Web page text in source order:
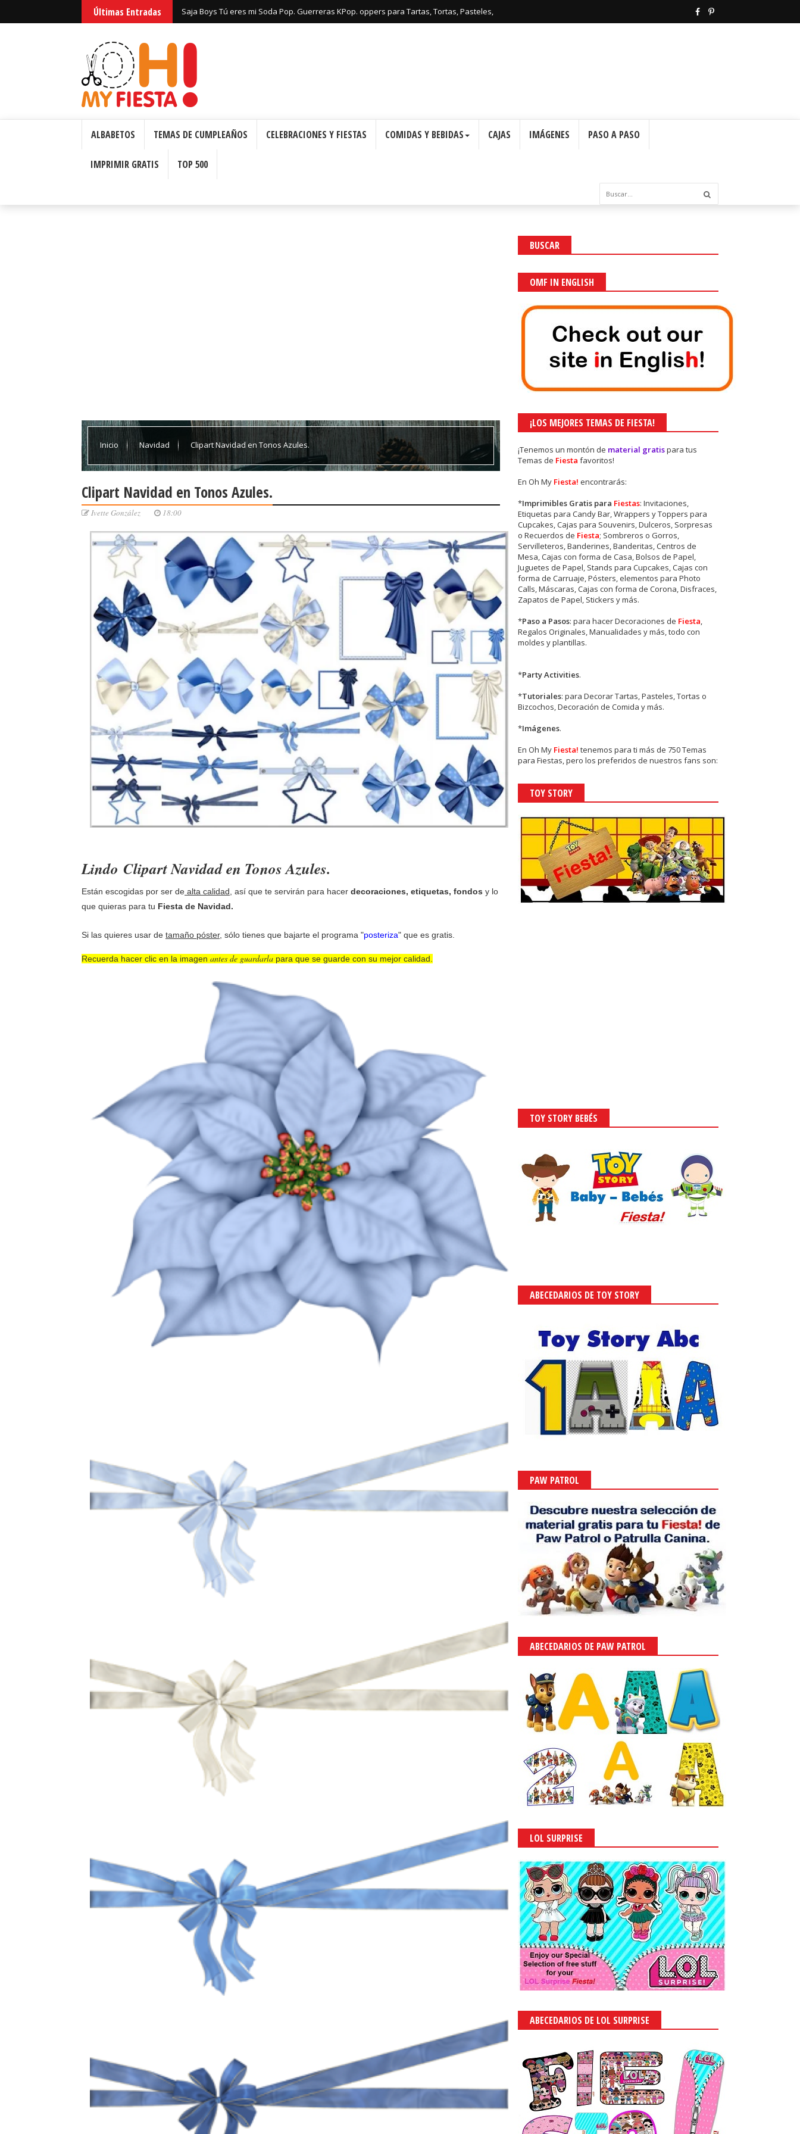
Últimas Entradas Huntrix Guerreras Kpop: Cajas con Forma de Corona para Imprimir Gratis.
ALBABETOS TEMAS DE CUMPLEAÑOS CELEBRACIONES Y FIESTAS COMIDAS Y BEBIDAS CAJAS IMÁGENES PASO A PASO
IMPRIMIR GRATIS TOP 500
Inicio Navidad Clipart Navidad en Tonos Azules.
Clipart Navidad en Tonos Azules.
Ivette González 18:00
Lindo Clipart Navidad en Tonos Azules.
Están escogidas por ser de alta calidad , así que te servirán para hacer decoraciones, etiquetas, fondos y lo
que quieras para tu Fiesta de Navidad.
Si las quieres usar de tamaño póster, sólo tienes que bajarte el programa "posteriza" que es gratis.
Recuerda hacer clic en la imagen antes de guardarla para que se guarde con su mejor calidad.
BUSCAR
OMF IN ENGLISH
¡LOS MEJORES TEMAS DE FIESTA!
¡Tenemos un montón de material gratispara tus
Temas de Fiestafavoritos!
En Oh My Fiesta!encontrarás:
*Imprimibles Gratis para Fiestas: Invitaciones,
Etiquetas para Candy Bar, Wrappers y Toppers para
Cupcakes, Cajas para Souvenirs, Dulceros, Sorpresas
o Recuerdos de Fiesta; Sombreros o Gorros,
Servilleteros, Banderines, Banderitas, Centros de
Mesa, Cajas con forma de Casa, Bolsos de Papel,
Juguetes de Papel, Stands para Cupcakes, Cajas con
forma de Carruaje, Pósters, elementos para Photo
Calls, Máscaras, Cajas con forma de Corona, Disfraces,
Zapatos de Papel, Stickers y más.
*Paso a Pasos: para hacer Decoraciones de Fiesta,
Regalos Originales, Manualidades y más, todo con
moldes y plantillas.
*Party Activities.
*Tutoriales: para Decorar Tartas, Pasteles, Tortas o
Bizcochos, Decoración de Comida y más.
*Imágenes.
EnOh My Fiesta! tenemos para ti más de 750 Temas
para Fiestas, pero los preferidos de nuestros fans son:
TOY STORY
TOY STORY BEBÉS
ABECEDARIOS DE TOY STORY
PAW PATROL
ABECEDARIOS DE PAW PATROL
LOL SURPRISE
ABECEDARIOS DE LOL SURPRISE